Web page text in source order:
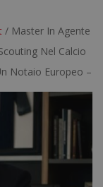
/ Master In Agente
Nel Calcio
Notaio Europeo –